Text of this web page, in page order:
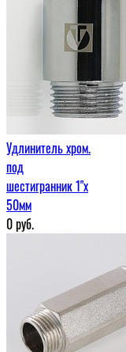
Удлинитель хром.
под
шестигранник 1"х
50мм
0руб.